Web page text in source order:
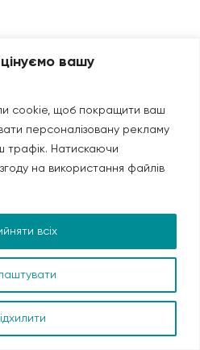
вашу
cookie, щоб покращити ваш
персоналізовану рекламу
трафік. Натискаючи
на використання файлів
всіх
УКРАЇНІ ТА ЗА КОРДОНОМ
ТОРГОВИХ ПЛОЩ
2026 Expoline
інформація
з нами
Open